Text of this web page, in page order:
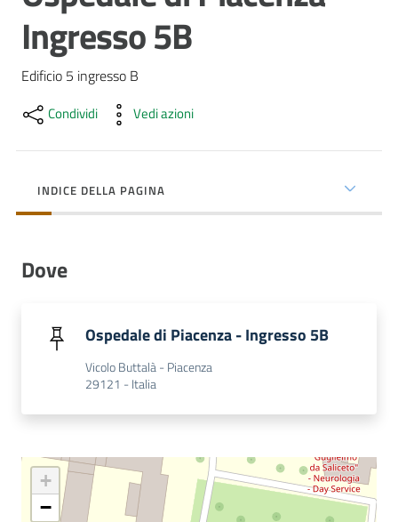
Prestazioni
e
percorsi
di
cura
Come
territorio
Piacenza
Ingresso 5B
Edificio 5 ingresso B
Condividi Vedi azioni
INDICE DELLA PAGINA
Dove
Ospedale di Piacenza - Ingresso 5B
Vicolo Buttalà - Piacenza
29121 - Italia
+
−